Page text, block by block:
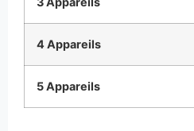
4 Appareils
5 Appareils